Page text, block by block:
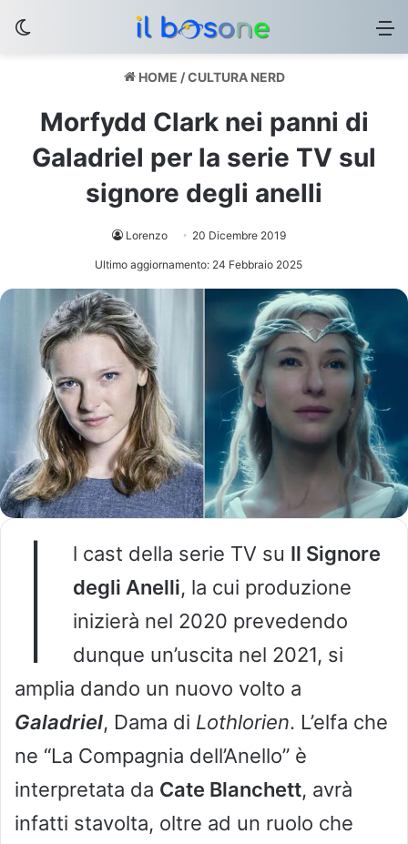
Cambia aspetto
HOME / CULTURA NERD
Morfydd Clark nei panni di
Galadriel per la serie TV sul
signore degli anelli
Lorenzo 20 Dicembre 2019
Ultimo aggiornamento: 24 Febbraio 2025
I l cast della serie TV su Il Signore
degli Anelli, la cui produzione
inizierà nel 2020 prevedendo
dunque un’uscita nel 2021, si
amplia dando un nuovo volto a
Galadriel, Dama di Lothlorien. L’elfa che
ne “La Compagnia dell’Anello” è
interpretata da Cate Blanchett, avrà
infatti stavolta, oltre ad un ruolo che